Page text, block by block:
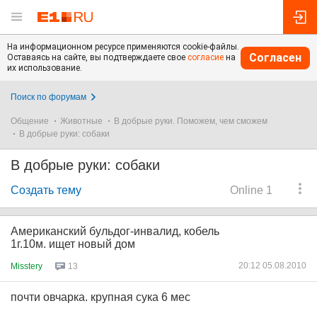
На информационном ресурсе применяются cookie-файлы.
Оставаясь на сайте, вы подтверждаете свое согласие на
их использование.
Согласен
Поиск по форумам
Общение Животные
В добрые руки. Поможем, чем сможем
В добрые руки: собаки
В добрые руки: собаки
Online 1
Создать тему
Американский бульдог-инвалид, кобель
1г.10м. ищет новый дом
Misstery 13 20:12 05.08.2010
почти овчарка. крупная сука 6 мес